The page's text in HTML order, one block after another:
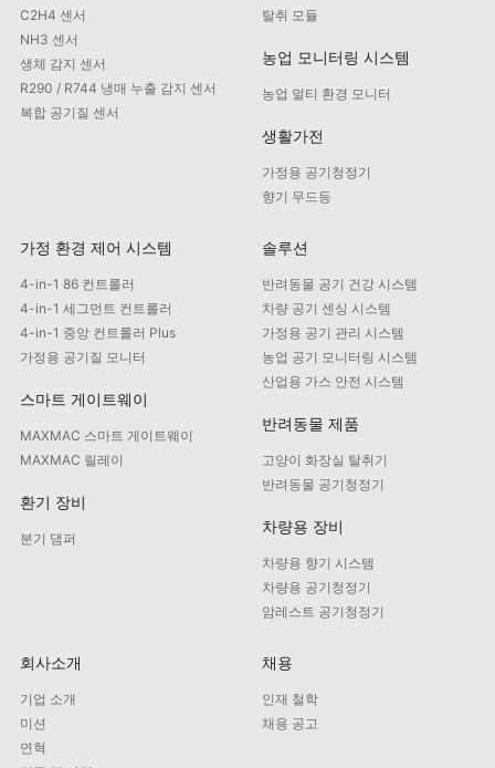
C2H4 센서
NH3 센서
생체 감지 센서
R290 / R744 냉매 누출 감지 센서
복합 공기질 센서
탈취 모듈
농업 모니터링 시스템
농업 멀티 환경 모니터
생활가전
가정용 공기청정기
향기 무드등
가정 환경 제어 시스템
4-in-1 86 컨트롤러
4-in-1 세그먼트 컨트롤러
4-in-1 중앙 컨트롤러 Plus
가정용 공기질 모니터
스마트 게이트웨이
MAXMAC 스마트 게이트웨이
MAXMAC 릴레이
환기 장비
분기 댐퍼
솔루션
반려동물 공기 건강 시스템
차량 공기 센싱 시스템
가정용 공기 관리 시스템
농업 공기 모니터링 시스템
산업용 가스 안전 시스템
반려동물 제품
고양이 화장실 탈취기
반려동물 공기청정기
차량용 장비
차량용 향기 시스템
차량용 공기청정기
암레스트 공기청정기
회사소개
기업 소개
미션
연혁
채용
인재 철학
채용 공고